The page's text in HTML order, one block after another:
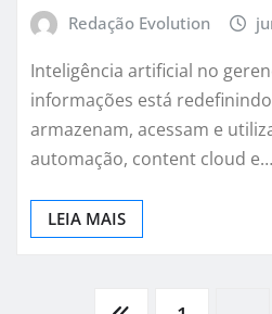
Redação Evolution
Inteligência artificial no
informações está
armazenam, acessam e
automação, content cloud e…
LEIA MAIS